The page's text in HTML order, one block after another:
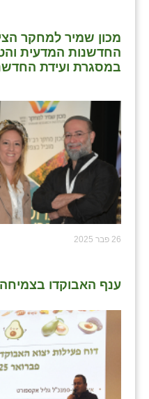
מכון שמיר למחקר
החדשנות המדעית
במסגרת ועידת
26 פבר 2025
ענף האבוקדו בצמיחה